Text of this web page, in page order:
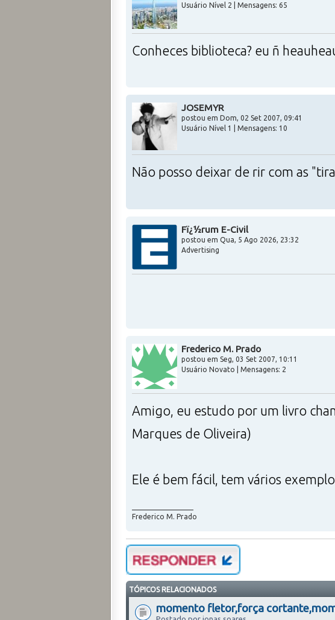
Usuário Nível 2 | Mensagens: 65
Conheces biblioteca? eu ñ
JOSEMYR
postou em Dom, 02 Set 2007, 09:41
Usuário Nível 1 | Mensagens: 10
Não posso deixar de rir com as
Fï¿½rum E-Civil
postou em Qua, 5 Ago 2026, 23:32
Advertising
Frederico M. Prado
postou em Seg, 03 Set 2007, 10:11
Usuário Novato | Mensagens: 2
Amigo, eu estudo por um livro
Marques de Oliveira)
Ele é bem fácil, tem vários
Frederico M. Prado
TÓPICOS RELACIONADOS
momento fletor,força